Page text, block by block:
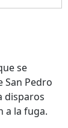
se
San Pedro
disparos
a la fuga.